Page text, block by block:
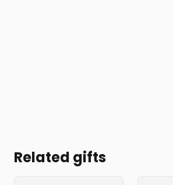
Related gifts